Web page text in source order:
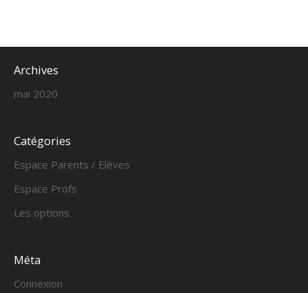
Archives
mai 2020
Catégories
Espace Parents / Elèves
Espace Profs
Les options
Méta
Connexion